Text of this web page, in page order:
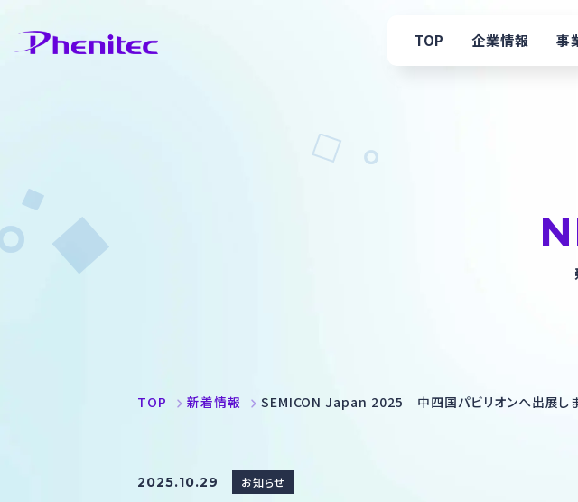
TOP 企業情報 事
TOP 新着情報 SEMICON Japan 2025 中四国パビリオンへ出展し
2025.10.29 お知らせ